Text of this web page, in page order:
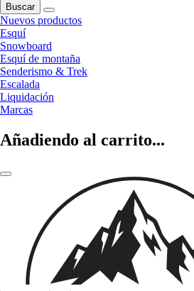
Buscar
Nuevos productos
Esquí
Snowboard
Esquí de montaña
Senderismo & Trek
Escalada
Liquidación
Marcas
Añadiendo al carrito...